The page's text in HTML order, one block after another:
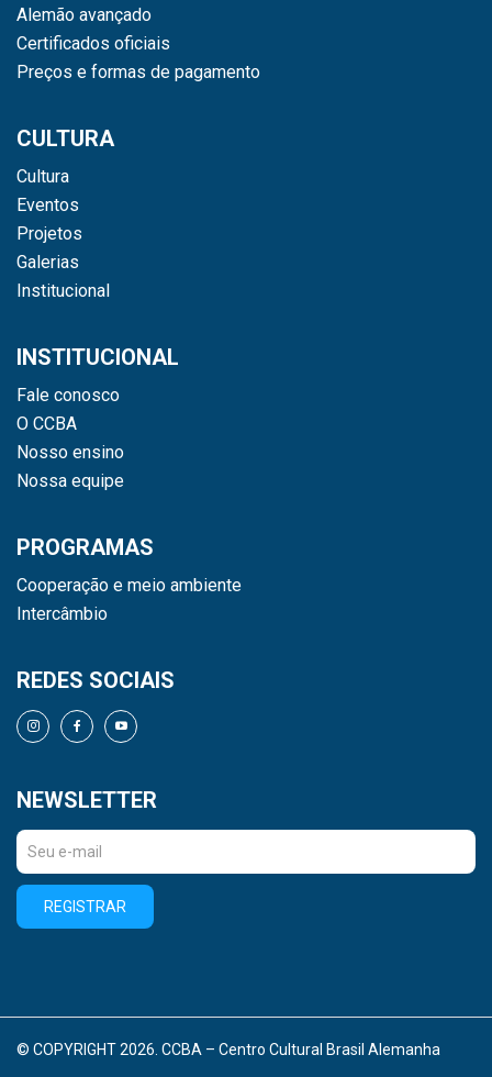
Alemão avançado
Certificados oficiais
Preços e formas de pagamento
CULTURA
Cultura
Eventos
Projetos
Galerias
Institucional
INSTITUCIONAL
Fale conosco
O CCBA
Nosso ensino
Nossa equipe
PROGRAMAS
Cooperação e meio ambiente
Intercâmbio
REDES SOCIAIS
NEWSLETTER
REGISTRAR
© COPYRIGHT 2026. CCBA – Centro Cultural Brasil Alemanha